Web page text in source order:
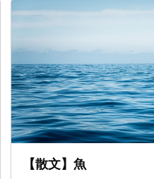
【散文】魚